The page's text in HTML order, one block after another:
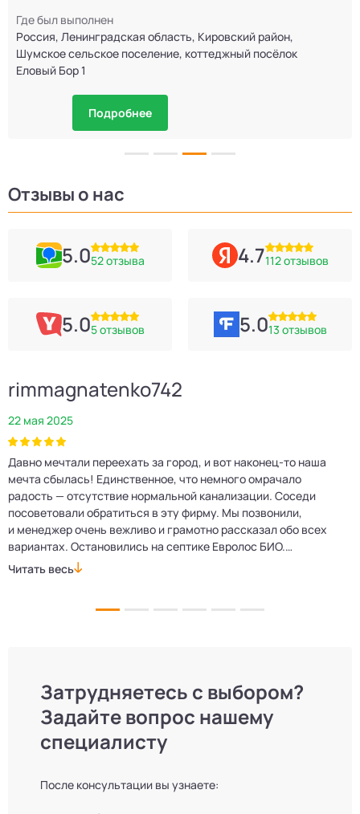
Где был выполнен
Россия, Ленинградская область, Кировский район,
Шумское сельское поселение, коттеджный посёлок
Еловый Бор 1
Подробнее
Отзывы о нас
5.052 отзыва 4.7112 отзывов
5.05 отзывов 5.013 отзывов
rimmagnatenko742
22 мая 2025
Давно мечтали переехать за город, и вот наконец‑то наша
мечта сбылась! Единственное, что немного омрачало
радость — отсутствие нормальной канализации. Соседи
посоветовали обратиться в эту фирму. Мы позвонили,
и менеджер очень вежливо и грамотно рассказал обо всех
вариантах. Остановились на септике Евролос БИО.
Монтажники приехали вовремя, установили всё быстро
Читать весь
Затрудняетесь с выбором?
Задайте вопрос нашему
специалисту
После консультации вы узнаете: